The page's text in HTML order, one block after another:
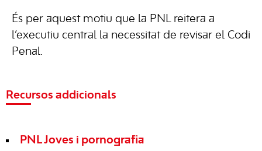
És per aquest motiu que la PNL reitera a
l’executiu central la necessitat de revisar el Codi
Penal.
Recursos addicionals
PNL Joves i pornografia